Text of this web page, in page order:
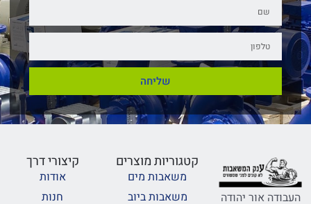
שליחה
העבודה אור יהודה
קטגוריות מוצרים
משאבות מים
משאבות ביוב
קיצורי דרך
אודות
חנות